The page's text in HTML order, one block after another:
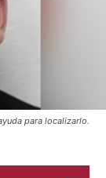
para localizarlo.